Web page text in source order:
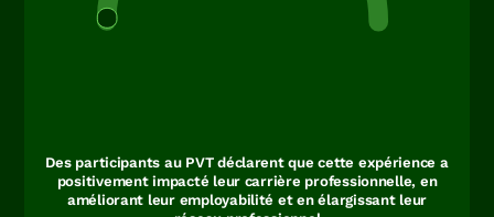
Des participants au PVT déclarent que cette expérience a
positivement impacté leur carrière professionnelle, en
améliorant leur employabilité et en élargissant leur